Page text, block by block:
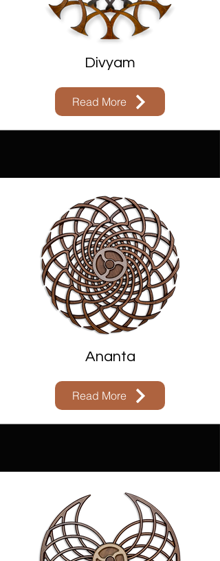
Divyam
Read More
Ananta
Read More